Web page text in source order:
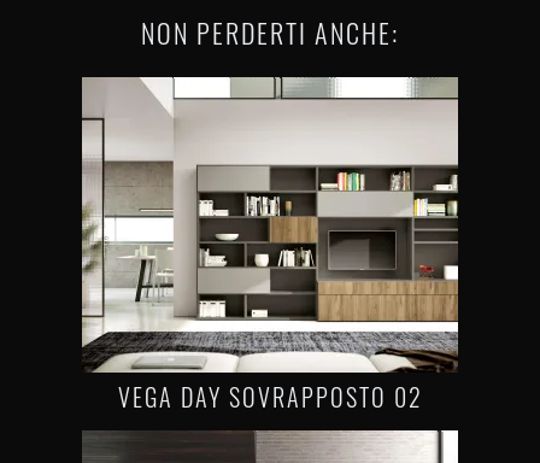
NON PERDERTI ANCHE:
VEGA DAY SOVRAPPOSTO 02